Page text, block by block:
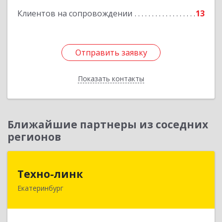
Клиентов на сопровождении 13
Отправить заявку
Показать контакты
Отправить заявку
Назад
Ближайшие партнеры из соседних
регионов
Техно-линк
Екатеринбург
620000, Свердловская обл, Екатеринбург г,